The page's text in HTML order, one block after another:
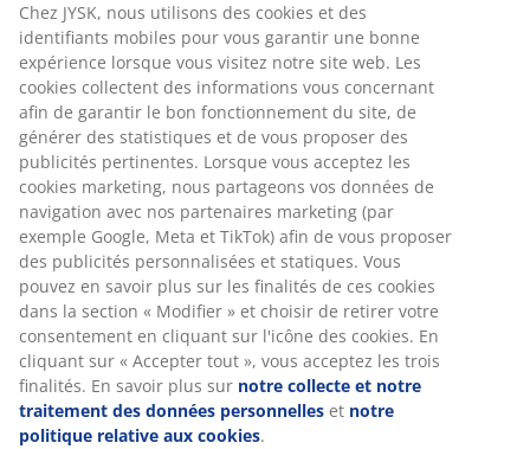
Chez JYSK, nous utilisons des cookies et des
identifiants mobiles pour vous garantir une bonne
expérience lorsque vous visitez notre site web. Les
cookies collectent des informations vous concernant
afin de garantir le bon fonctionnement du site, de
générer des statistiques et de vous proposer des
publicités pertinentes. Lorsque vous acceptez les
cookies marketing, nous partageons vos données de
navigation avec nos partenaires marketing (par
exemple Google, Meta et TikTok) afin de vous proposer
des publicités personnalisées et statiques. Vous
pouvez en savoir plus sur les finalités de ces cookies
dans la section « Modifier » et choisir de retirer votre
consentement en cliquant sur l'icône des cookies. En
cliquant sur « Accepter tout », vous acceptez les trois
finalités. En savoir plus sur notre collecte et notre
traitement des données personnelles et notre
politique relative aux cookies.